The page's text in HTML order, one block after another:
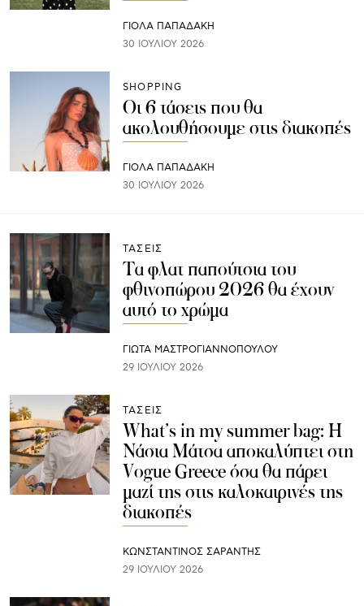
ΓΙΌΛΑ ΠΑΠΑΔΆΚΗ
30 ΙΟΥΛΊΟΥ 2026
SHOPPING
Οι 6 τάσεις που θα
ακολουθήσουμε στις διακοπές
ΓΙΌΛΑ ΠΑΠΑΔΆΚΗ
30 ΙΟΥΛΊΟΥ 2026
ΤΑΣΕΙΣ
Τα φλατ παπούτσια του
φθινοπώρου 2026 θα έχουν
αυτό το χρώμα
ΓΙΩΤΑ ΜΑΣΤΡΟΓΙΑΝΝΟΠΟΥΛΟΥ
29 ΙΟΥΛΊΟΥ 2026
ΤΑΣΕΙΣ
What’s in my summer bag: Η
Νάσια Μάτσα αποκαλύπτει στη
Vogue Greece όσα θα πάρει
μαζί της στις καλοκαιρινές της
διακοπές
ΚΩΝΣΤΑΝΤΙΝΟΣ ΣΑΡΑΝΤΗΣ
29 ΙΟΥΛΊΟΥ 2026